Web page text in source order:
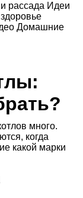
рассада Идеи
Домашние
много.
когда
какой марки